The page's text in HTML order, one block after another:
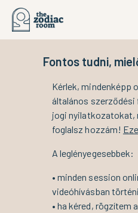
Fontos tudni,
Kérlek, mindenképp
általános
jogi
foglalsz hozzám!
A leglényegesebbek:
• minden session
videóhívásban
• ha kéred, rögzítem